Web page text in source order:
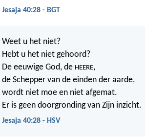
Jesaja 40:28 - BGT
Weet u het niet?
Hebt u het niet gehoord?
De eeuwige God, de HEERE,
de Schepper van de einden der aarde,
wordt niet moe en niet afgemat.
Er is geen doorgronding van Zijn inzicht.
Jesaja 40:28 - HSV